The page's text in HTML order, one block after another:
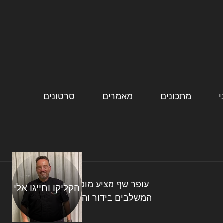
מתכונים מאמרים
סרטונים
עופר שף מציע מופעי בישול חווייתיים
המשלבים בידור והנאה יחד עם מאכלי
גורמה
הקליקו וחייגו אלי